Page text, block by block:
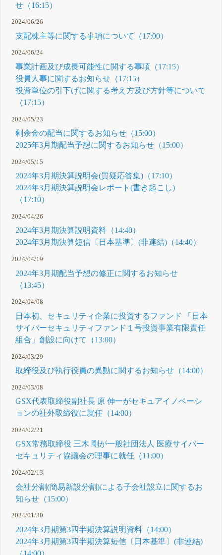
せ（16:15）
2024/06/26
支配株主等に関する事項について（17:00）
2024/06/24
事業計画及び成長可能性に関する事項（17:15）
役員人事に関するお知らせ（17:15）
投資単位の引下げに関する考え方及び方針等について
（17:15）
2024/05/23
剰余金の配当に関するお知らせ（15:00）
2025年3月期配当予想に関するお知らせ（15:00）
2024/05/15
2024年3月期決算説明会(質疑応答集)（17:10）
2024年3月期決算説明会レポート(書き起こし)
（17:10）
2024/04/26
2024年3月期決算説明資料（14:40）
2024年3月期決算短信〔日本基準〕(非連結)（14:40）
2024/04/19
2024年3月期配当予想の修正に関するお知らせ
（13:45）
2024/04/08
日本初、セキュリティ企業に投資するファンド 「日本
サイバーセキュリティファンド１号投資事業有限責任
組合」創設に向けて（13:00）
2024/03/29
取締役及び執行役員の異動に関するお知らせ（14:00）
2024/03/08
GSX代表取締役副社長 原 伸一がセキュアイノベーシ
ョンの社外取締役に就任（14:00）
2024/02/21
GSX常務取締役 三木 剛が一般社団法人 医療サイバー
セキュリティ協議会の理事に就任（11:00）
2024/02/13
会社分割(簡易新設分割)による子会社設立に関するお
知らせ（15:00）
2024/01/30
2024年3月期第3四半期決算説明資料（14:00）
2024年3月期第3四半期決算短信〔日本基準〕(非連結)
（14:00）